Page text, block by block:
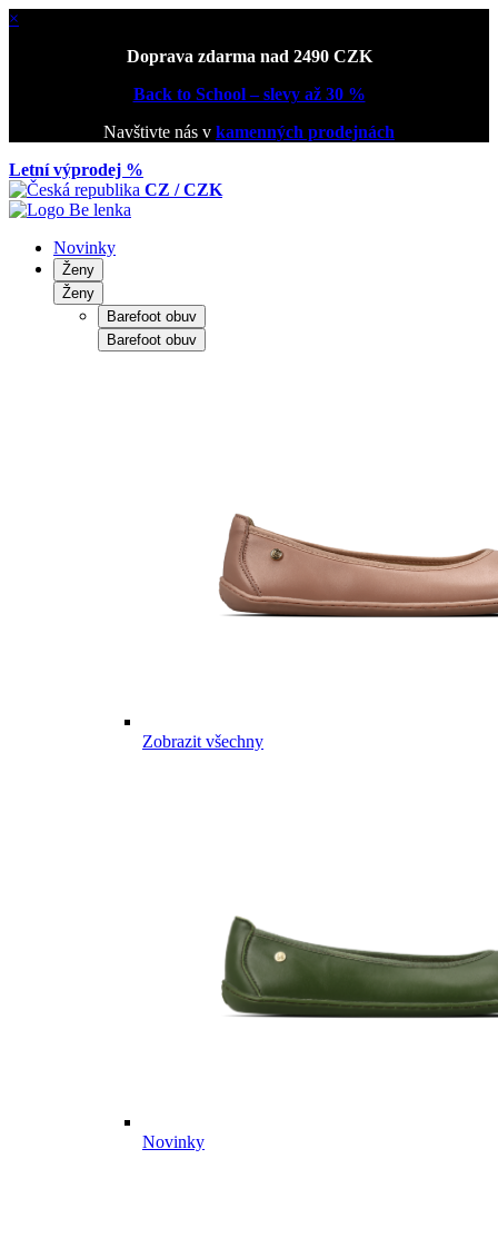
×
Doprava zdarma nad 2490 CZK
Back to School – slevy až 30 %
Navštivte nás v kamenných prodejnách
Letní výprodej %
CZ / CZK
Novinky
Ženy
Ženy
Barefoot obuv
Barefoot obuv
Zobrazit všechny
Novinky